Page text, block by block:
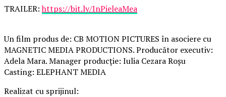
TRAILER:https://bit.ly/InPieleaMea
Un film produs de: CB MOTION PICTURES în asociere cu
MAGNETIC MEDIA PRODUCTIONS. Producător executiv:
Adela Mara. Manager producție: Iulia Cezara Roșu
Casting: ELEPHANT MEDIA
Realizat cu sprijinul: